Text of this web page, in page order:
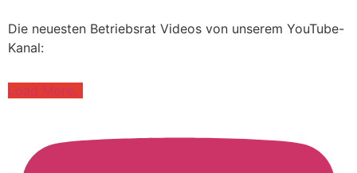
Die neuesten Betriebsrat Videos von unserem YouTube-
Kanal:
Load More...